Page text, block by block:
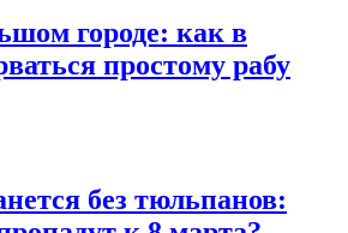
городе: как в
простому рабу
без тюльпанов: